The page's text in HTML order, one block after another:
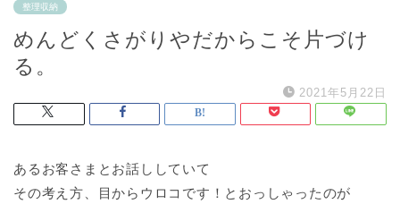
整理収納
めんどくさがりやだからこそ片づけ
る。
2021年5月22日
あるお客さまとお話ししていて
その考え方、目からウロコです！とおっしゃったのが